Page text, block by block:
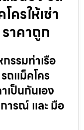
ครให้เช่า
าคาถูก
รรมท่าเรือ
ถแม็คโคร
เป็นกันเอง
ารณ์ และ มือ